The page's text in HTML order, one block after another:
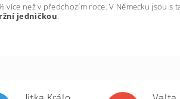
než v předchozím roce. V Německu jsou s
jedničkou